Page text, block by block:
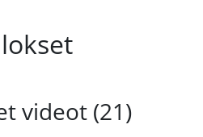
videot (21)